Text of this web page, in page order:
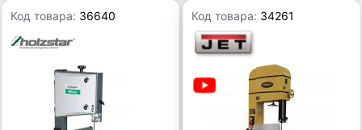
Код товара: 36640 Код товара: 34261